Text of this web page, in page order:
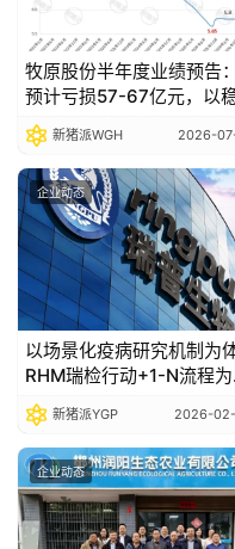
牧原股份半年度业绩预告：
预计亏损57-67亿元，以
健经营穿越行业波动
新猪派WGH 2026-
企业动态
以场景化疫病研究机制为
RHM瑞检行动+1-N流程为
瑞普生物如何通过价值服务
体系夯实客户价值根基
新猪派YGP 2026-
企业动态